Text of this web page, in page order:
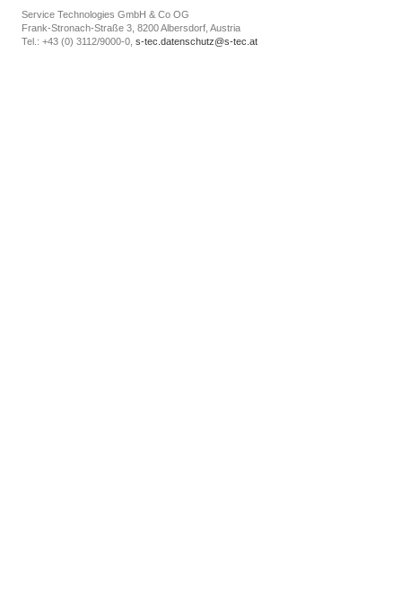
Service Technologies GmbH & Co OG
Frank-Stronach-Straße 3, 8200 Albersdorf, Austria
Tel.: +43 (0) 3112/9000-0, s-tec.datenschutz@s-tec.at